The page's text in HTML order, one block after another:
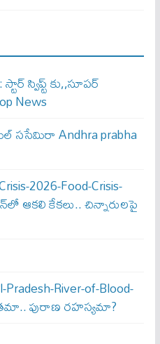
స్విప్ట్ కు,,సూప‌ర్
News
స‌సేమిరా Andhra prabha
2026-Food-Crisis-
ఆకలి కేకలు.. చిన్నారులపై
River-of-Blood-
పురాణ రహస్యమా?